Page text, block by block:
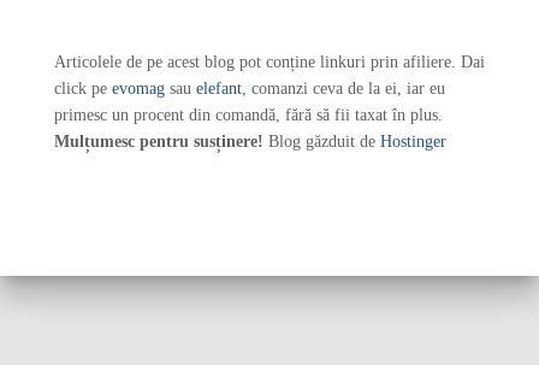
Articolele de pe acest blog pot conține linkuri prin afiliere. Dai
click pe evomag sau elefant, comanzi ceva de la ei, iar eu
primesc un procent din comandă, fără să fii taxat în plus.
Mulțumesc pentru susținere! Blog găzduit de Hostinger